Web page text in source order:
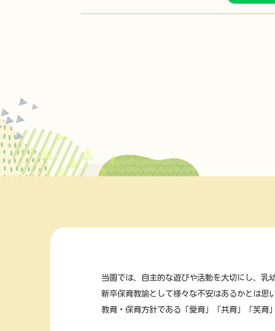
当園では、自主的な遊びや活動を大切にし、乳
新卒保育教諭として様々な不安はあるかとは
教育・保育方針である「愛育」「共育」「笑育